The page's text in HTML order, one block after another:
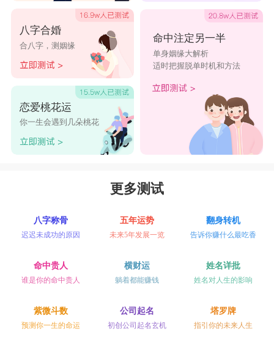
八字合婚
合八字，测姻缘
恋爱桃花运
你一生会遇到几朵桃花
命中注定另一半
单身姻缘大解析
适时把握脱单时机和方法
更多测试
八字称骨
迟迟未成功的原因
五年运势
未来5年发展一览
翻身转机
告诉你赚什么最吃香
命中贵人
谁是你的命中贵人
横财运
躺着都能赚钱
姓名详批
姓名对人生的影响
紫微斗数
预测你一生的命运
公司起名
初创公司起名玄机
塔罗牌
指引你的未来人生